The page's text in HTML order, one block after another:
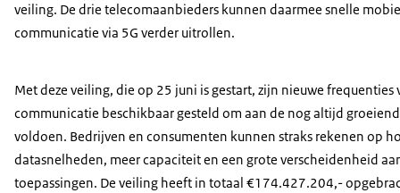
veiling. De drie telecomaanbieders kunnen daarmee snelle
communicatie via 5G verder uitrollen.
Met deze veiling, die op 25 juni is gestart, zijn nieuwe
communicatie beschikbaar gesteld om aan de nog altijd
voldoen. Bedrijven en consumenten kunnen straks rekenen op
datasnelheden, meer capaciteit en een grote verscheidenheid
toepassingen. De veiling heeft in totaal €174.427.204,-